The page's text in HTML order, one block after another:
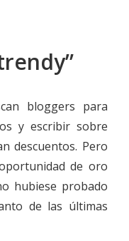
bloggers para
y escribir sobre
descuentos. Pero
de oro
hubiese probado
de las últimas